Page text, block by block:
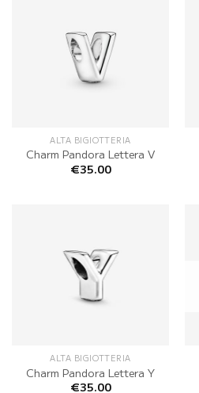
ALTA BIGIOTTERIA
Charm Pandora Lettera V
€35.00
ALTA BIGIOTTERIA
Charm Pandora Lettera Y
€35.00